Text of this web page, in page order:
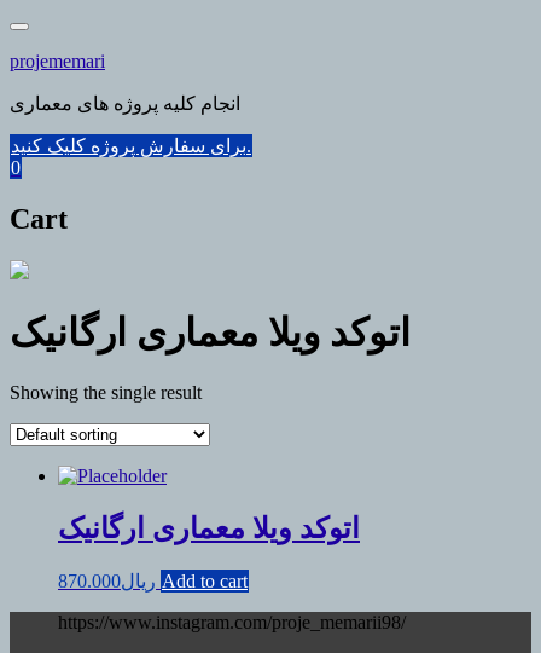
Skip
content
projememari
انجام کلیه پروژه های معماری
برای سفارش پروژه کلیک کنید.
0
Cart
اتوکد ویلا معماری ارگانیک
Showing the single result
اتوکد ویلا معماری ارگانیک
ریال870.000
Add to cart
https://www.instagram.com/proje_memarii98/